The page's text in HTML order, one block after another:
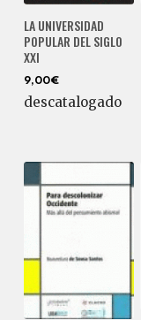
LA UNIVERSIDAD
POPULAR DEL SIGLO
XXI
9,00€
descatalogado